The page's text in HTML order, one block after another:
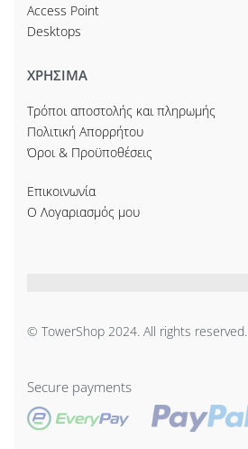
Access Point
Desktops
ΧΡΗΣΙΜΑ
Τρόποι αποστολής και πληρωμής
Πολιτική Απορρήτου
Όροι & Προϋποθέσεις
Επικοινωνία
Ο Λογαριασμός μου
© TowerShop 2024. All rights reserved.
Secure payments